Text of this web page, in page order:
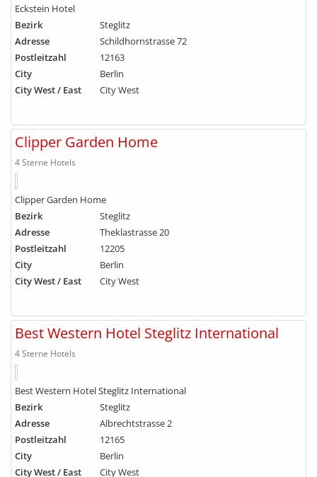
Eckstein Hotel
Bezirk
Steglitz
Adresse
Schildhornstrasse 72
Postleitzahl
12163
City
Berlin
City West / East
City West
Clipper Garden Home
4 Sterne Hotels
Clipper Garden Home
Bezirk
Steglitz
Adresse
Theklastrasse 20
Postleitzahl
12205
City
Berlin
City West / East
City West
Best Western Hotel Steglitz International
4 Sterne Hotels
Best Western Hotel Steglitz International
Bezirk
Steglitz
Adresse
Albrechtstrasse 2
Postleitzahl
12165
City
Berlin
City West / East
City West